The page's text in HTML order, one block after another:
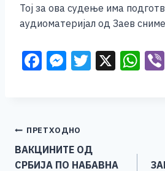
Тој за ова судење има
аудиоматеријал од Заев
F
b
o
M
n
g
T X W
p
Навигација
на
ПРЕТХОДНО
ВАКЦИНИТЕ ОД
СРБИЈА ПО НАБАВНА